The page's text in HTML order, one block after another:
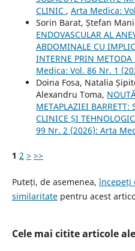
CLINIC , Arta Medica:
Sorin Barat, Ștefan
ENDOVASCULAR AL
ABDOMINALE CU
INTERNE PRIN METODA
Medica: Vol. 86 Nr. 1
Doina Fosa, Natalia
Alexandru Toma,
METAPLAZIEI BARRETT:
CLINICE ȘI
99 Nr. 2 (2026): Arta
1 2 > >>
Puteți, de asemenea,începeți
similaritatepentru acest
Cele mai citite articole